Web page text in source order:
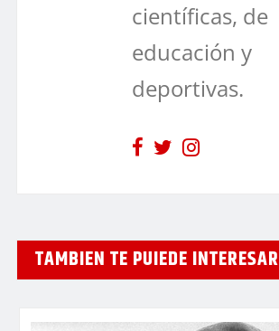
científicas, de
educación y
deportivas.
TAMBIEN TE PUIEDE INTERESAR